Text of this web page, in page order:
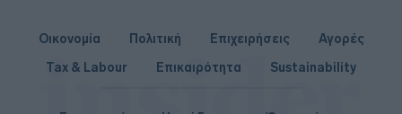
Οικονομία Πολιτική Επιχειρήσεις
Αγορές
Tax & Labour
Επικαιρότητα Sustainability